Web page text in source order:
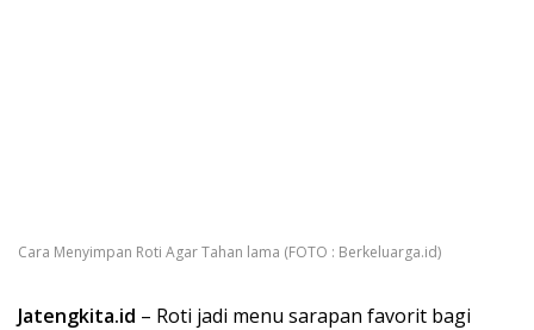
Cara Menyimpan Roti Agar Tahan lama (FOTO : Berkeluarga.id)
Jatengkita.id – Roti jadi menu sarapan favorit bagi